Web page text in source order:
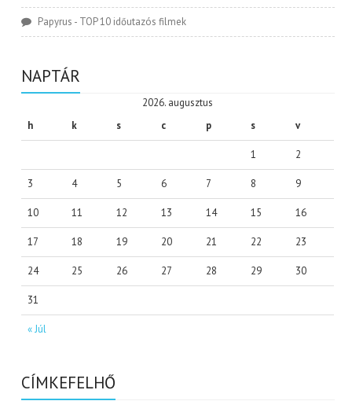
Papyrus - TOP 10 időutazós filmek
NAPTÁR
2026. augusztus
h
k s c p s v
« Júl
1 2
3 4 5 6 7 8 9
10 11 12 13 14 15 16
17 18 19 20 21 22 23
24 25 26 27 28 29 30
31
CÍMKEFELHŐ